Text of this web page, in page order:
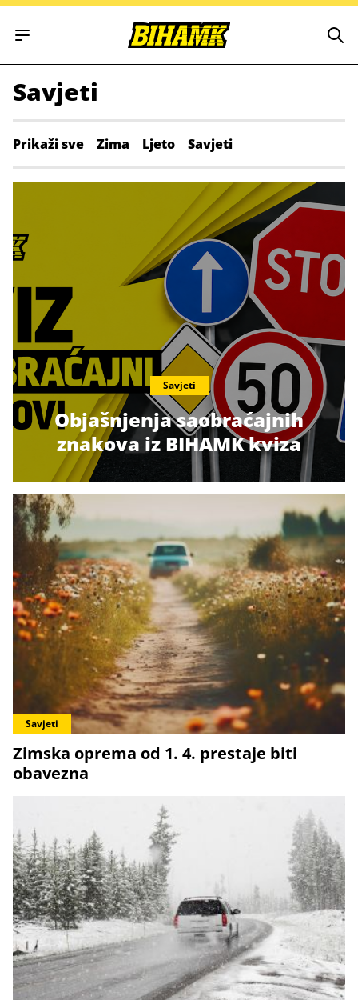
Open main menu
Savjeti
Prikaži sve Zima Ljeto Savjeti
Savjeti
Objašnjenja saobraćajnih
znakova iz BIHAMK kviza
Savjeti
Zimska oprema od 1. 4. prestaje biti
obavezna